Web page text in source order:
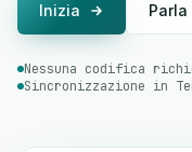
Inizia
Nessuna codifica
Sincronizzazione in